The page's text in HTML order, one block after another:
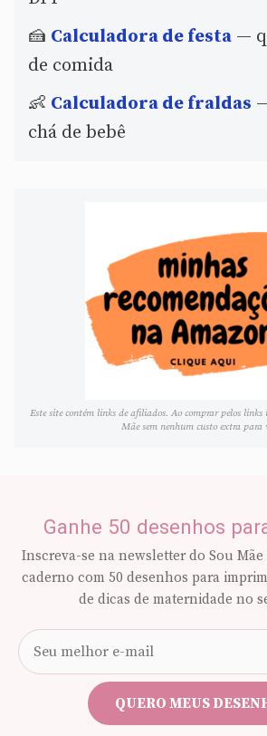
🍰 Calculadora de festa —
de comida
👶 Calculadora de fraldas
chá de bebê
Este site contém links de afiliados. Ao comprar pelos links
Mãe sem nenhum custo extra para
Ganhe 50 desenhos
Inscreva-se na newsletter do Sou
caderno com 50 desenhos para
de dicas de maternidade no
e-
mail
QUERO MEUS